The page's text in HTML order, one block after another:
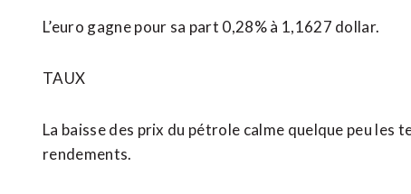
L’euro gagne pour sa part 0,28% à 1,1627 dollar.
TAUX
La baisse des prix du pétrole calme quelque peu
rendements.